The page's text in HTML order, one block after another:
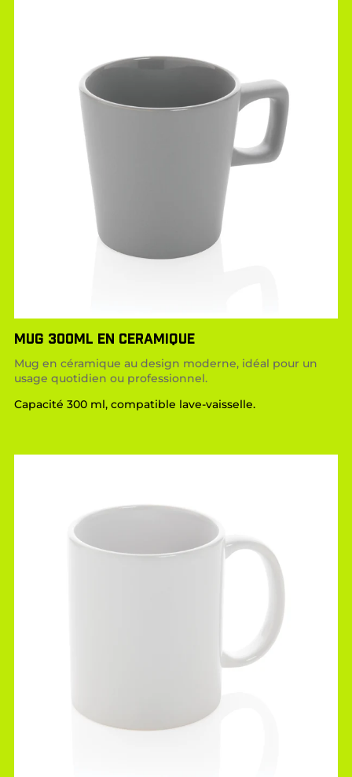
MUG 300ML EN CERAMIQUE
Mug en céramique au design moderne, idéal pour un
usage quotidien ou professionnel.
Capacité 300 ml, compatible lave-vaisselle.